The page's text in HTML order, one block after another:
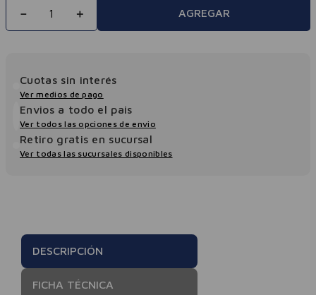
＋
－ AGREGAR
Cuotas sin interés
Ver medios de pago
Envios a todo el pais
Ver todos las opciones de envio
Retiro gratis en sucursal
Ver todas las sucursales disponibles
DESCRIPCIÓN
FICHA TÉCNICA